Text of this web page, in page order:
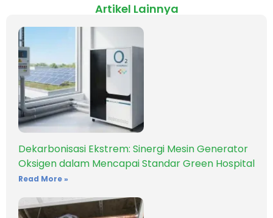
Artikel Lainnya
Dekarbonisasi Ekstrem: Sinergi Mesin Generator
Oksigen dalam Mencapai Standar Green Hospital
Read More »